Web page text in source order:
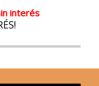
interés